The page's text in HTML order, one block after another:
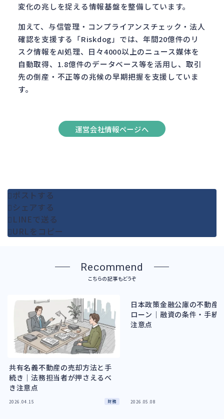
変化の兆しを捉える情報基盤を整備しています。
加えて、与信管理・コンプライアンスチェック・法人
確認を支援する「Riskdog」では、年間20億件のリ
スク情報をAI処理、日々4000以上のニュース媒体を
自動取得、1.8億件のデータベース等を活用し、取引
先の倒産・不正等の兆候の早期把握を支援していま
す。
運営会社情報ページへ
ポストする
シェアする
LINEで送る
URLをコピー
Recommend
こちらの記事もどうぞ
共有名義不動産の売却方法と手
続き｜法務担当者が押さえるべ
き注意点
2026.04.15 財務
日本政策金融公庫の不動産
ローン｜融資の条件・手続
注意点
2026.05.08